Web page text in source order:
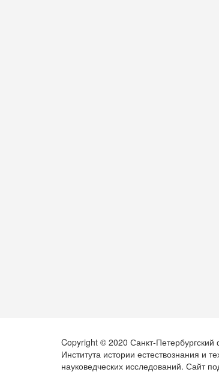
Copyright © 2020 Санкт-
Института истории естествознания и
науковедческих исследований. Сайт